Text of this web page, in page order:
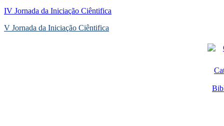
IV Jornada da Iniciação Ciêntifica
V Jornada da Iniciação Ciêntifica